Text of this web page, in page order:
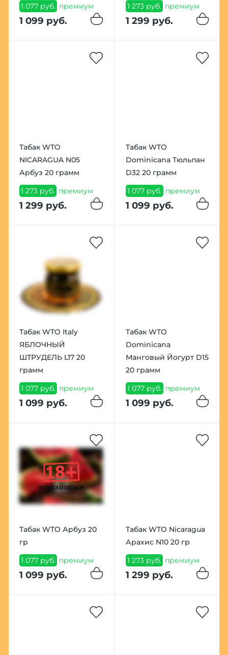
1 077 руб. премиум
1 099 руб.
1 273 руб. премиум
1 299 руб.
Табак WTO
NICARAGUA N05
Арбуз 20 грамм
1 273 руб. премиум
1 299 руб.
Табак WTO
Dominicana Тюльпан
D32 20 грамм
1 077 руб. премиум
1 099 руб.
Табак WTO Italy
ЯБЛОЧНЫЙ
ШТРУДЕЛЬ L17 20
грамм
1 077 руб. премиум
1 099 руб.
Табак WTO
Dominicana
Манговый Йогурт D15
20 грамм
1 077 руб. премиум
1 099 руб.
Табак WTO Арбуз 20
гр
1 077 руб. премиум
1 099 руб.
Табак WTO Nicaragua
Арахис N10 20 гр
1 273 руб. премиум
1 299 руб.